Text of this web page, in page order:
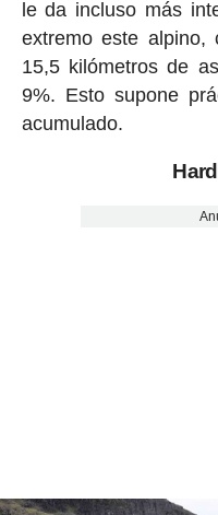
le da incluso más
extremo este alpino,
15,5 kilómetros de
9%. Esto supone
acumulado.